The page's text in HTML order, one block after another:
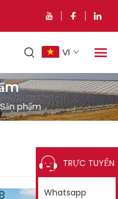
VI
Sản phẩm
TRỰC TUYẾN
Whatsapp